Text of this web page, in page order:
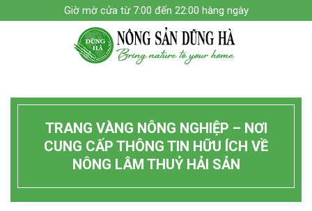
to
Giờ mờ cửa từ 7:00 đến 22:00 hàng ngày
TRANG VÀNG NÔNG NGHIỆP – NƠI
CUNG CẤP THÔNG TIN HỮU ÍCH VỀ
NÔNG LÂM THUỶ HẢI SẢN